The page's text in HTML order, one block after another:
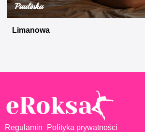
Paulinka
Limanowa
Regulamin Polityka prywatności